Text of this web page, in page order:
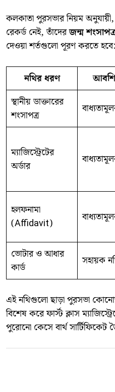
​কলকাতা পুরসভার নিয়ম
রেকর্ড নেই, তাঁদেরজন্ম
দেওয়া শর্তগুলো পূরণ করতে হবে:
নথির ধরণ
স্থানীয় ডাক্তারের
শংসাপত্র
ম্যাজিস্ট্রেটের
অর্ডার
হলফনামা
(Affidavit)
ভোটার ও আধার
কার্ড
সহায়ক
এই নথিগুলো ছাড়া পুরসভা
বিশেষ করে ফার্স্ট ক্লাস
পুরোনো কেসে বার্থ সার্টিফিকেট